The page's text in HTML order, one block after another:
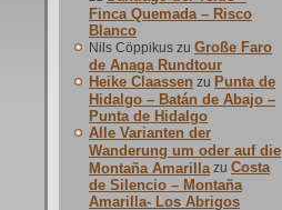
Finca Quemada – Risco
Blanco
Nils Cöppikus zu Große Faro
de Anaga Rundtour
Heike Claassen zu Punta de
Hidalgo – Batán de Abajo –
Punta de Hidalgo
Alle Varianten der
Wanderung um oder auf die
Montaña Amarilla zu Costa
de Silencio – Montaña
Amarilla- Los Abrigos